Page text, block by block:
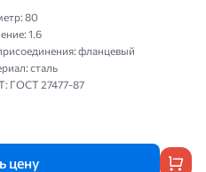
80
1.6
фланцевый
сталь
ГОСТ 27477-87
цену